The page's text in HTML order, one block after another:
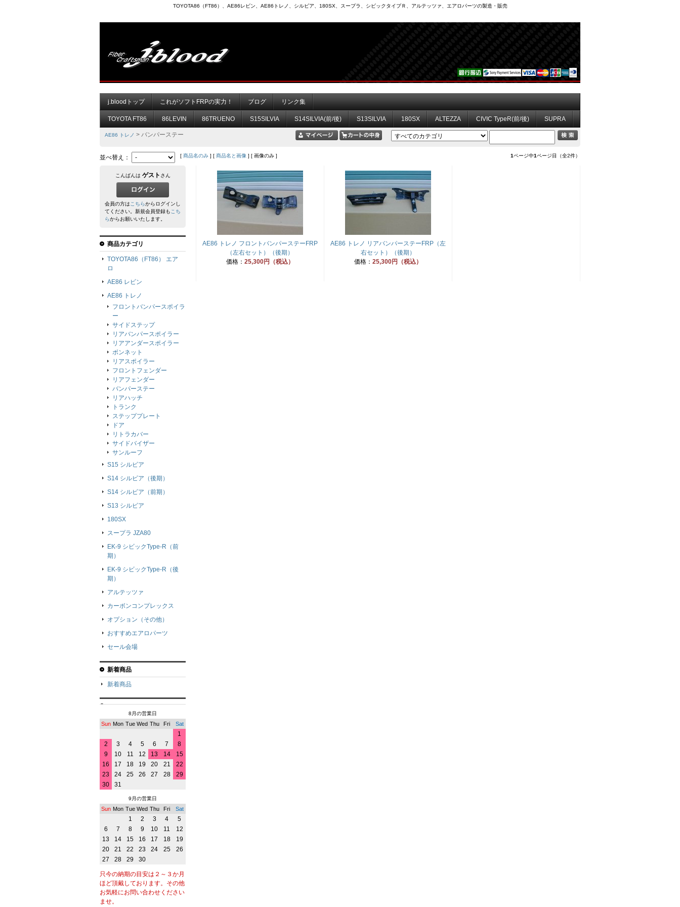
TOYOTA86（FT86）、AE86レビン、AE86トレノ、シルビア、180SX、スープラ、シビックタイプＲ、アルテッツァ、エアロパーツの製造・販売
j.bloodトップ これがソフトFRPの実力！ ブログ リンク集
TOYOTA FT86 86LEVIN 86TRUENO S15SILVIA S14SILVIA(前/後) S13SILVIA 180SX ALTEZZA CIVIC TypeR(前/後) SUPRA
AE86 トレノ > バンパーステー
並べ替え： [ 商品名のみ ] [ 商品名と画像 ] [ 画像のみ ] 1ページ中1ページ目（全2件）
AE86 トレノ フロントバンパーステーFRP
（左右セット）（後期）
価格： 25,300円（税込）
AE86 トレノ リアバンパーステーFRP（左
右セット）（後期）
価格： 25,300円（税込）
こんばんは ゲスト さん
会員の方はこちらからログインし
てください。新規会員登録もこち
らからお願いいたします。
商品カテゴリ
TOYOTA86（FT86） エア
ロ
AE86 レビン
AE86 トレノ
フロントバンパースポイラ
ー
サイドステップ
リアバンパースポイラー
リアアンダースポイラー
ボンネット
リアスポイラー
フロントフェンダー
リアフェンダー
バンパーステー
リアハッチ
トランク
ステッププレート
ドア
リトラカバー
サイドバイザー
サンルーフ
S15 シルビア
S14 シルビア（後期）
S14 シルビア（前期）
S13 シルビア
180SX
スープラ JZA80
EK-9 シビックType-R（前
期）
EK-9 シビックType-R（後
期）
アルテッツァ
カーボンコンプレックス
オプション（その他）
おすすめエアロパーツ
セール会場
新着商品
新着商品
8月の営業日
Sun Mon Tue Wed Thu Fri Sat
1
2
3 4 5 6 7
8
9
10 11 12 13 14
15
16
17 18 19 20 21
22
23
24 25 26 27 28
29
30
31
9月の営業日
Sun Mon Tue Wed Thu Fri Sat
1 2 3 4
5
6
7 8 9 10 11
12
13
14 15 16 17 18
19
20
21 22 23 24 25
26
27
28 29 30
只今の納期の目安は２～３か月
ほど頂戴しております。その他
お気軽にお問い合わせください
ませ。